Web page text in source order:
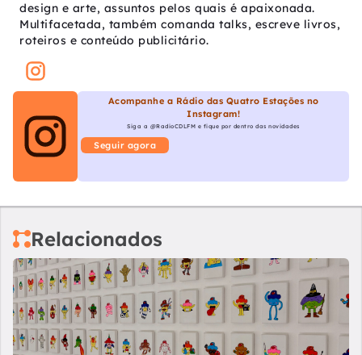
design e arte, assuntos pelos quais é apaixonada.
Multifacetada, também comanda talks, escreve livros,
roteiros e conteúdo publicitário.
Acompanhe a Rádio das Quatro Estações no
Instagram!
Siga a @RadioCDLFM e fique por dentro das novidades
Seguir agora
Relacionados